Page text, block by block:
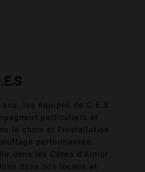
les équipes de C.E.S
particuliers et
le choix et l’installation
performantes.
dans les Côtes d’Armor,
dans nos locaux et